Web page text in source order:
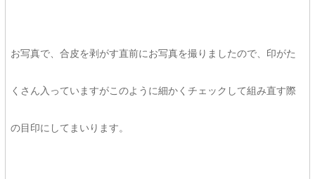
お写真で、合皮を剥がす直前にお写真を撮りましたので、印がた
くさん入っていますがこのように細かくチェックして組み直す際
の目印にしてまいります。